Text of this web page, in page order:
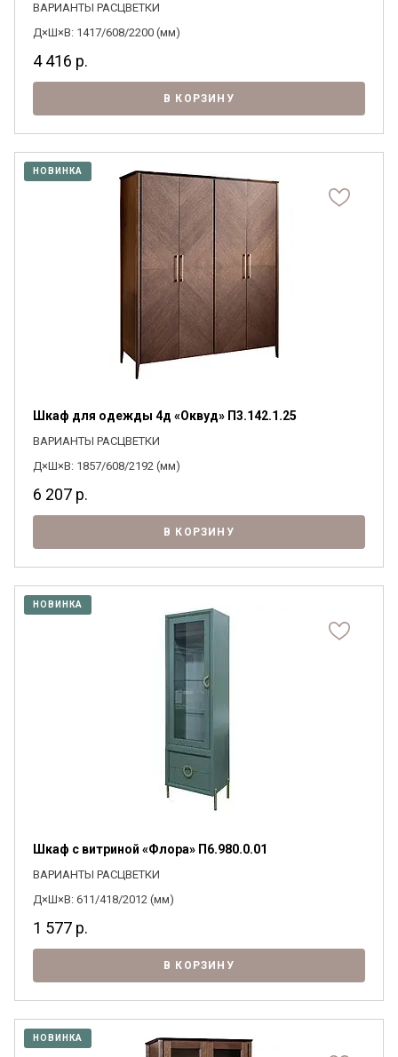
ВАРИАНТЫ РАСЦВЕТКИ
Д×Ш×В: 1417/608/2200 (мм)
4 416 р.
В КОРЗИНУ
НОВИНКА
Шкаф для одежды 4д «Оквуд» П3.142.1.25
ВАРИАНТЫ РАСЦВЕТКИ
Д×Ш×В: 1857/608/2192 (мм)
6 207 р.
В КОРЗИНУ
НОВИНКА
Шкаф с витриной «Флора» П6.980.0.01
ВАРИАНТЫ РАСЦВЕТКИ
Д×Ш×В: 611/418/2012 (мм)
1 577 р.
В КОРЗИНУ
НОВИНКА